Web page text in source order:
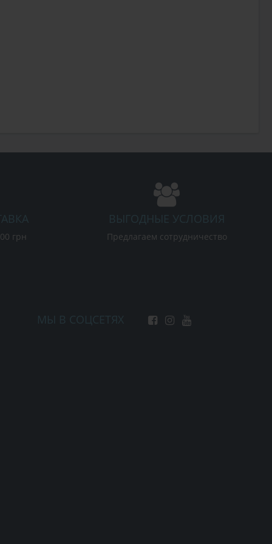
грн
ВЫГОДНЫЕ УСЛОВИЯ
Предлагаем сотрудничество
МЫ В СОЦСЕТЯХ